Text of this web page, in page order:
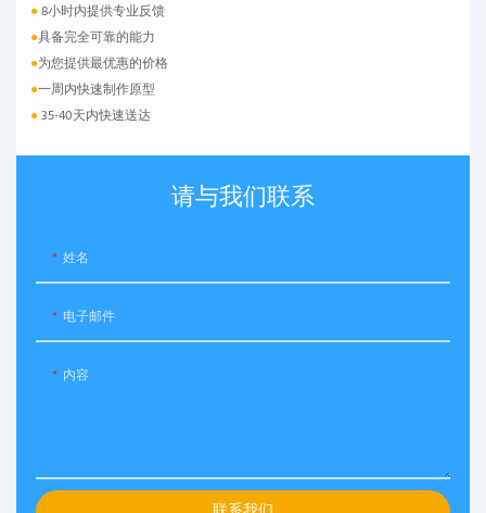
●8小时内提供专业反馈
●具备完全可靠的能力
●为您提供最优惠的价格
●一周内快速制作原型
●35-40天内快速送达
请与我们联系
姓名
电子邮件
内容